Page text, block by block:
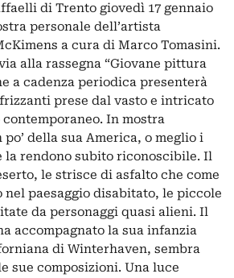
di Trento giovedì 17 gennaio
personale dell’artista
a cura di Marco Tomasini.
alla rassegna “Giovane pittura
a cadenza periodica presenterà
prese dal vasto e intricato
In mostra
della sua America, o meglio i
la rendono subito riconoscibile. Il
le strisce di asfalto che come
nel paesaggio disabitato, le piccole
da personaggi quasi alieni. Il
accompagnato la sua infanzia
di Winterhaven, sembra
sue composizioni. Una luce